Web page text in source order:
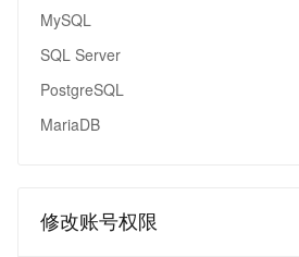
MySQL
SQL Server
PostgreSQL
MariaDB
修改账号权限